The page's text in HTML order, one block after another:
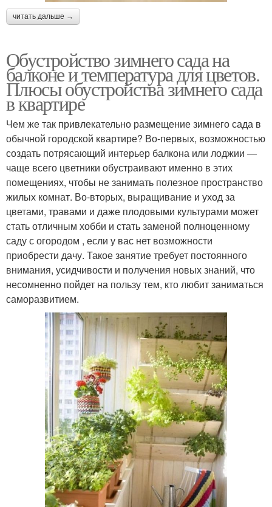
читать дальше →
Обустройство зимнего сада на
балконе и температура для цветов.
Плюсы обустройства зимнего сада
в квартире
Чем же так привлекательно размещение зимнего сада в
обычной городской квартире? Во-первых, возможностью
создать потрясающий интерьер балкона или лоджии —
чаще всего цветники обустраивают именно в этих
помещениях, чтобы не занимать полезное пространство
жилых комнат. Во-вторых, выращивание и уход за
цветами, травами и даже плодовыми культурами может
стать отличным хобби и стать заменой полноценному
саду с огородом , если у вас нет возможности
приобрести дачу. Такое занятие требует постоянного
внимания, усидчивости и получения новых знаний, что
несомненно пойдет на пользу тем, кто любит заниматься
саморазвитием.